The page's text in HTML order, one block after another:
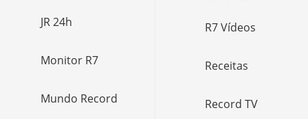
JR 24h
Monitor R7
Mundo Record
R7 Vídeos
Receitas
Record TV